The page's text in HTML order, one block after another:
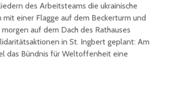
des Arbeitsteams die ukrainische
mit einer Flagge auf dem Beckerturm und
auf dem Dach des Rathauses
in St. Ingbert geplant: Am
das Bündnis für Weltoffenheit eine